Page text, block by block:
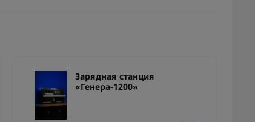
Зарядная станция
«Генера-1200»